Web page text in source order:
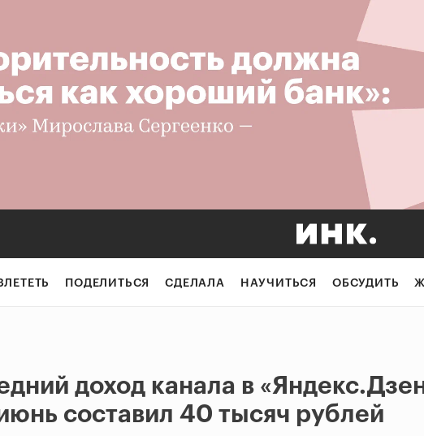
ПОДЕЛИТЬСЯ СДЕЛАЛА НАУЧИТЬСЯ ОБСУДИТЬ
доход канала в
составил 40 тысяч рублей